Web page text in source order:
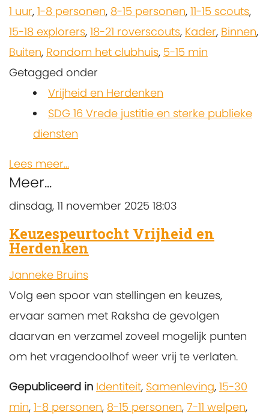
1 uur, 1-8 personen, 8-15 personen, 11-15 scouts,
15-18 explorers, 18-21 roverscouts, Kader, Binnen,
Buiten, Rondom het clubhuis, 5-15 min
Getagged onder
Vrijheid en Herdenken
SDG 16 Vrede justitie en sterke publieke
diensten
Lees meer...
Meer...
dinsdag, 11 november 2025 18:03
Keuzespeurtocht Vrijheid en
Herdenken
Janneke Bruins
Volg een spoor van stellingen en keuzes,
ervaar samen met Raksha de gevolgen
daarvan en verzamel zoveel mogelijk punten
om het vragendoolhof weer vrij te verlaten.
Gepubliceerd in Identiteit, Samenleving, 15-30
min, 1-8 personen, 8-15 personen, 7-11 welpen,